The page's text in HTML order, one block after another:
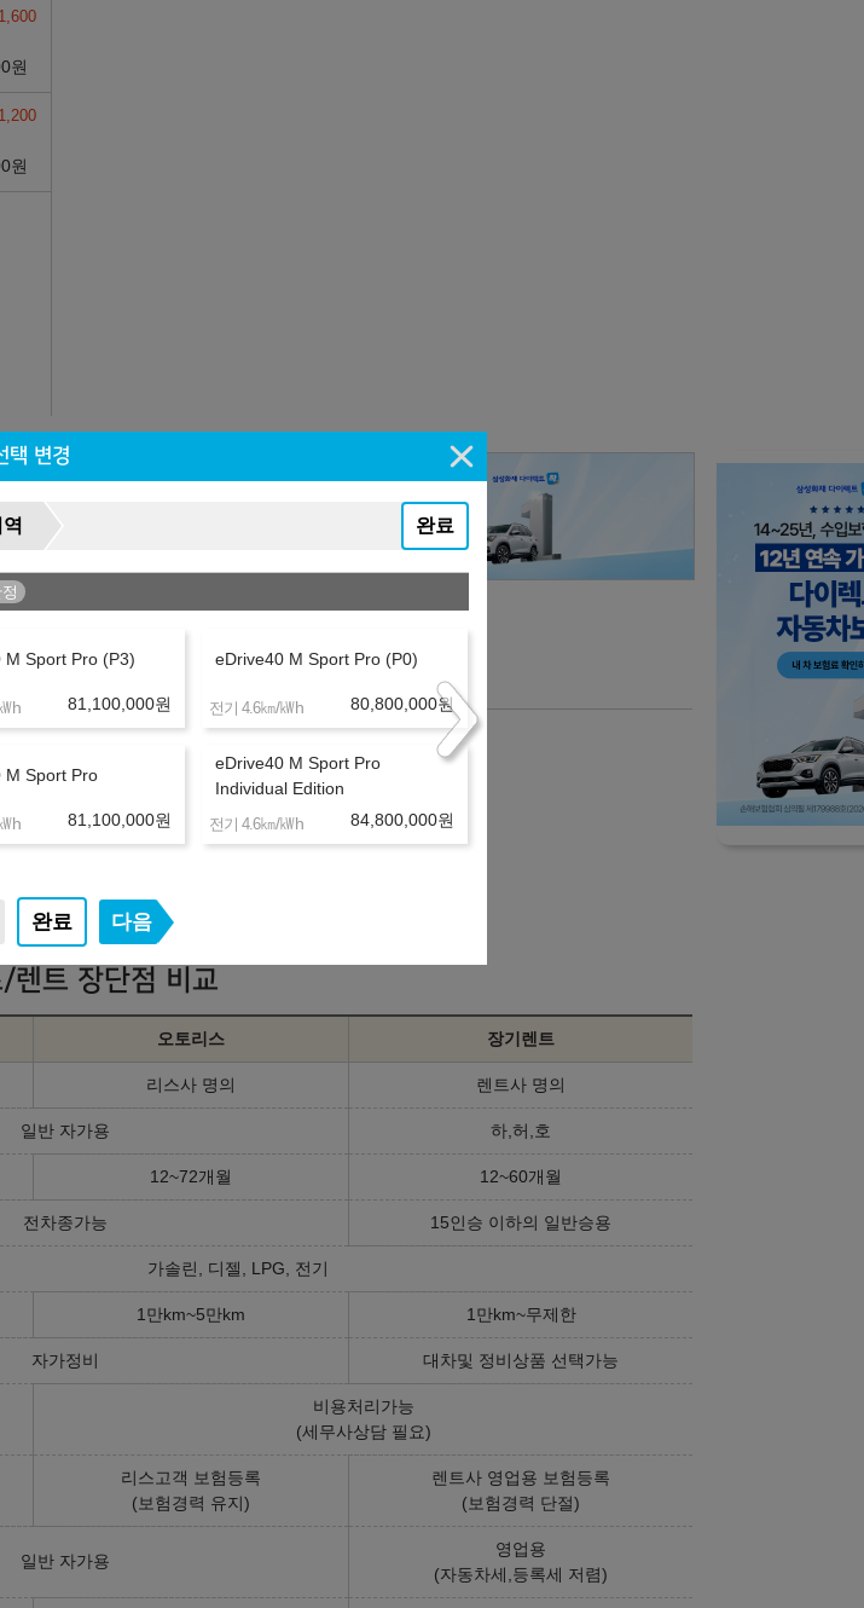
원
원
유의사항
니다.
변경되거나 진행이 불가하실 수도 있습니다.
거나 상담문의를 남겨주세요.
렌트 장단점 비교
오토리스 장기렌트
리스사 명의 렌트사 명의
일반 자가용 하,허,호
12~72개월 12~60개월
전차종가능 15인승 이하의 일반승용
가솔린, 디젤, LPG, 전기
1만km~5만km 1만km~무제한
자가정비 대차및 정비상품 선택가능
비용처리가능
(세무사상담 필요)
리스고객 보험등록
(보험경력 유지)
렌트사 영업용 보험등록
(보험경력 단절)
일반 자가용
영업용
(자동차세,등록세 저렴)
택 변경
완료
M Sport Pro (P3)
h 81,100,000원
eDrive40 M Sport Pro (P0)
전기 4.6㎞/㎾h 80,800,000원
M Sport Pro
h 81,100,000원
eDrive40 M Sport Pro
Individual Edition
전기 4.6㎞/㎾h 84,800,000원
완료 다음